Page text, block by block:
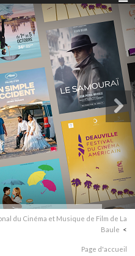
du Cinéma et Musique de Film de La
Baule
Page d'accueil